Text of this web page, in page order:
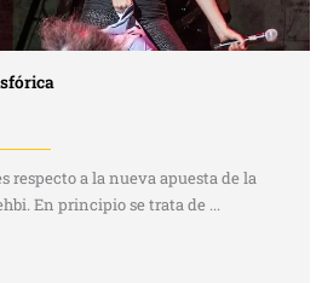
respecto a la nueva apuesta de la
En principio se trata de ...